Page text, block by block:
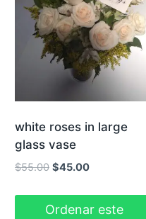
white roses in large
glass vase
$55.00 El
original
era:
$45.00El
actual
es:
Ordenar este